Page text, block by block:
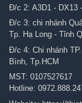
Đ/c 2: A3D1 - DX13
Đ/c 3: chi nhánh
Tp. Hạ Long - Tỉnh
Đ/c 4: Chi nhánh
Bình, Tp.HCM
MST: 0107527617
Hotline: